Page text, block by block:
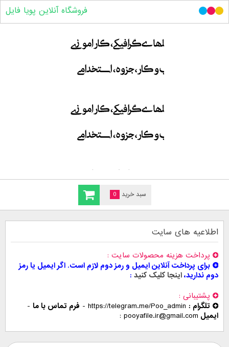
سبد خرید 0
فروشگاه آنلاین پویا فایل
اطلاعیه های سایت
پرداخت هزینه محصولات سایت
برای پرداخت آنلاین ایمیل و رمز دوم لازم است. اگر ایمیل یا رمز
دوم ندارید،اینجا کلیک کنید
پشتیبانی
تلگرام : https://telegram.me/Poo_admin
- فرم تماس با ما -
ایمیل pooyafile.ir@gmail.com